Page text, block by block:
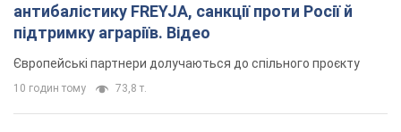
антибалістику FREYJA, санкції проти Росії й
підтримку аграріїв. Відео
Європейські партнери долучаються до спільного проєкту
10 годин тому 73,8 т.